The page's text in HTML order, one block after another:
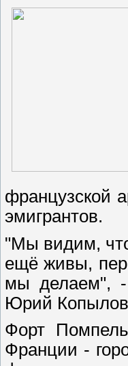
французской
эмигрантов.
"Мы видим,
ещё живы,
мы делаем", -
Юрий
Форт
Франции -